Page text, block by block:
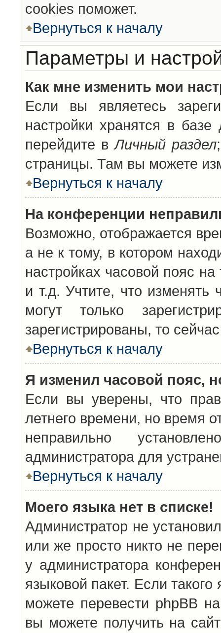
cookies поможет.
Вернуться к началу
Параметры и
Как мне изменить мои
Если вы являетесь
настройки хранятся в
перейдите вЛичный раздел
страницы. Там вы можете
Вернуться к началу
На конференции
Возможно, отображается
а не к тому, в котором
настройках часовой пояс
и т.д. Учтите, что изменять
могут только
зарегистрированы, то
Вернуться к началу
Я изменил часовой пояс,
Если вы уверены, что
летнего времени, но время
неправильно
администратора для
Вернуться к началу
Моего языка нет в списке!
Администратор не
или же просто никто не
у администратора
языковой пакет. Если
можете перевести phpBB
вы можете получить на